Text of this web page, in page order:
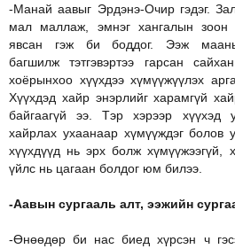
-Манай аавыг Эрдэнэ-Очир гэдэг.
мал маллаж, эмнэг хангалын зоон
явсан гэж би боддог. Ээж
багшилж тэтгэвэртээ гарсан
хоёрынхоо хүүхдээ хүмүүжүүлэх
Хүүхдэд хайр энэрлийг харамгүй
байгаагүй ээ. Тэр хэрээр хүүхэд
хайрлах ухаанаар хүмүүждэг болов
хүүхдүүд нь эрх болж хүмүүжээгүй,
үйлс нь цагаан болдог юм билээ.
-Аавын сургааль алт, ээжийн
-Өнөөдөр би нас биед хүрсэн ч